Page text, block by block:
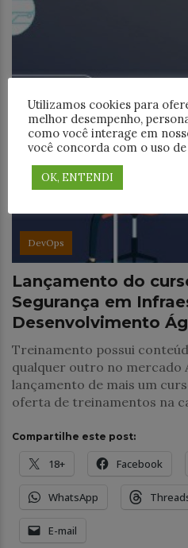
DevOps
Lançamento do
Segurança em
Desenvolvimento
Treinamento possui
qualquer outro no mercado
lançamento de mais um
oferta de treinamentos na
Compartilhe este post:
18+ Facebook
WhatsApp
E-mail
Utilizamos cookies para
melhor desempenho,
como você interage em
você concorda com o uso
OK, ENTENDI